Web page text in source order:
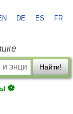
DE ES FR
Найти!
⚽